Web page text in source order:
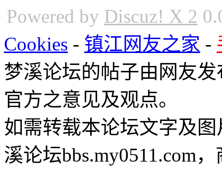
Powered by Discuz! X 2
Cookies - 镇江网友之家 -
梦溪论坛的帖子由网友
官方之意见及观点。
如需转载本论坛文字及
溪论坛bbs.my0511.com